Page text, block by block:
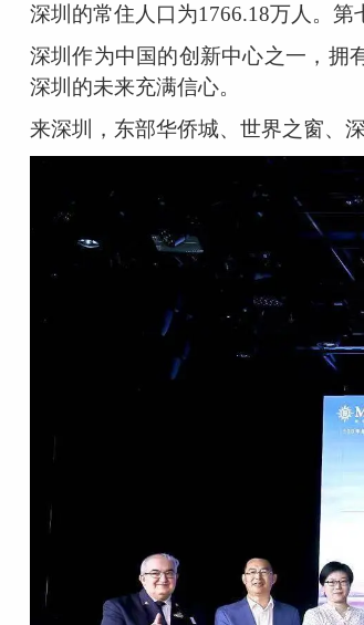
深圳的常住人口为1766.18万人。
深圳作为中国的创新中心之一，拥
深圳的未来充满信心。
来深圳，东部华侨城、世界之窗、